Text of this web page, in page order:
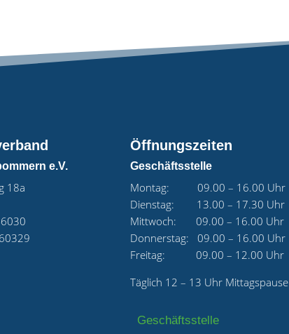
e.V.
18a
Öffnungszeiten
Geschäftsstelle
Montag: 09.00 – 16.00 Uhr
Dienstag: 13.00 – 17.30 Uhr
Mittwoch: 09.00 – 16.00 Uhr
Donnerstag: 09.00 – 16.00 Uhr
Freitag: 09.00 – 12.00 Uhr
Täglich 12 – 13 Uhr Mittagspause
Geschäftsstelle